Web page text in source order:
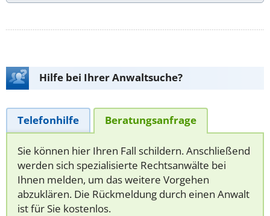
Hilfe bei Ihrer Anwaltsuche?
Telefonhilfe Beratungsanfrage
Sie können hier Ihren Fall schildern. Anschließend
werden sich spezialisierte Rechtsanwälte bei
Ihnen melden, um das weitere Vorgehen
abzuklären. Die Rückmeldung durch einen Anwalt
ist für Sie kostenlos.